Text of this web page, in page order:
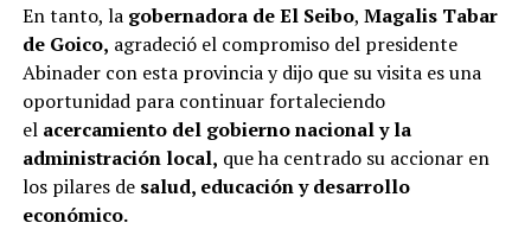
En tanto, la gobernadora de El Seibo, Magalis Tabar
de Goico, agradeció el compromiso del presidente
Abinader con esta provincia y dijo que su visita es una
oportunidad para continuar fortaleciendo
el acercamiento del gobierno nacional y la
administración local, que ha centrado su accionar en
los pilares de salud, educación y desarrollo
económico.